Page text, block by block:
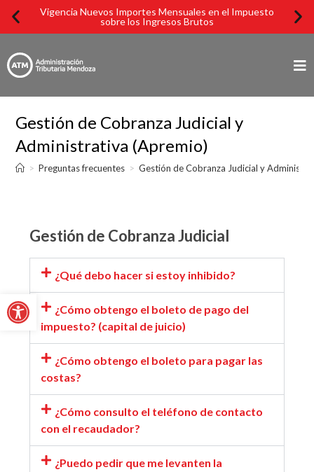
Vigencia Nuevos Importes Mensuales en el Impuesto
sobre los Ingresos Brutos
Gestión de Cobranza Judicial y
Administrativa (Apremio)
> Preguntas frecuentes > Gestión de Cobranza Judicial y
Gestión de Cobranza Judicial
¿Qué debo hacer si estoy inhibido?
¿Cómo obtengo el boleto de pago del
impuesto? (capital de juicio)
¿Cómo obtengo el boleto para pagar las
costas?
¿Cómo consulto el teléfono de contacto
con el recaudador?
¿Puedo pedir que me levanten la
Abrir barra de herramientas